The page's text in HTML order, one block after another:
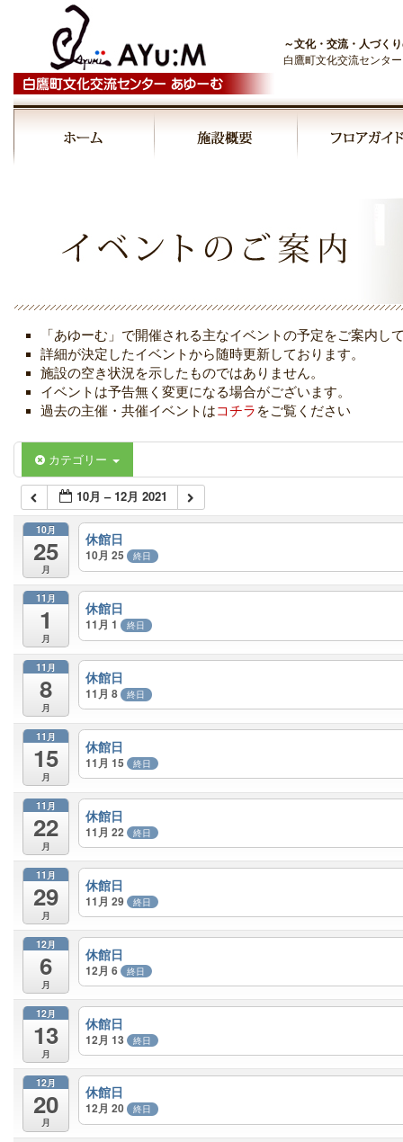
～文化・交流・人づく
白鷹町文化交流センタ
「あゆーむ」で開催される主なイベントの予定をご案内し
詳細が決定したイベントから随時更新しております。
施設の空き状況を示したものではありません。
イベントは予告無く変更になる場合がございます。
過去の主催・共催イベントはコチラ をご覧ください
カテゴリー
10月 – 12月 2021
10月
25
月
休館日
10月 25 終日
11月
1
月
休館日
11月 1 終日
11月
8
月
休館日
11月 8 終日
11月
15
月
休館日
11月 15 終日
11月
22
月
休館日
11月 22 終日
11月
29
月
休館日
11月 29 終日
12月
6
月
休館日
12月 6 終日
12月
13
月
休館日
12月 13 終日
12月
20
月
休館日
12月 20 終日